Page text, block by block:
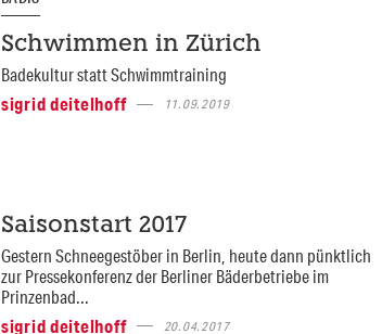
Schwimmen in Zürich
Badekultur statt Schwimmtraining
sigrid deitelhoff
11.09.2019
Saisonstart 2017
Gestern Schneegestöber in Berlin, heute dann pünktlich
zur Pressekonferenz der Berliner Bäderbetriebe im
Prinzenbad...
sigrid deitelhoff
20.04.2017